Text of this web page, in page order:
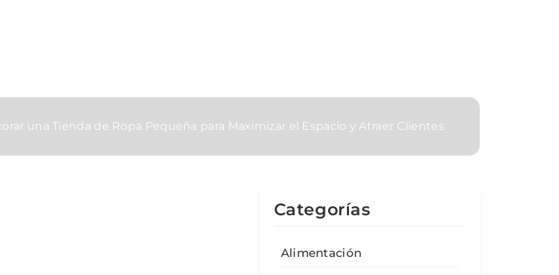
una Tienda de Ropa Pequeña para Maximizar el Espacio y Atraer Clientes
Categorías
Alimentación